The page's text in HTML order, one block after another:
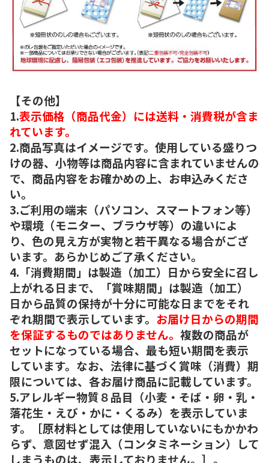
【その他】
1.表示価格（商品代金）には送料・消費税が含ま
れています。
2.商品写真はイメージです。使用している盛りつ
けの器、小物等は商品内容に含まれていませんの
で、商品内容をお確かめの上、お申込みくださ
い。
3.ご利用の端末（パソコン、スマートフォン等）
や環境（モニター、ブラウザ等）の違いによ
り、色の見え方が実物と若干異なる場合がござ
います。あらかじめご了承ください。
4.「消費期間」は製造（加工）日から安全に召し
上がれる日まで、「賞味期間」は製造（加工）
日から品質の保持が十分に可能な日までをそれ
ぞれ期間で表示しています。 お届け日からの期間
を保証するものではありません。 複数の商品が
セットになっている場合、最も短い期間を表示
しています。なお、法律に基づく賞味（消費）期
限については、各お届け商品に記載しています。
5.アレルギー物質８品目（小麦・そば・卵・乳・
落花生・えび・かに・くるみ）を表示していま
す。［原材料としては使用していないにもかかわ
らず、意図せず混入（コンタミネーション）して
しまうものは、表示しておりません。］。